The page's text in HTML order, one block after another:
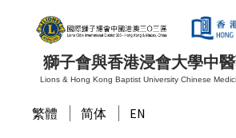
獅子會與香港浸會大學中
Lions & Hong Kong Baptist University Chinese
繁體 简体 EN